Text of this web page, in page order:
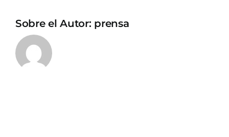
Sobre el Autor: prensa